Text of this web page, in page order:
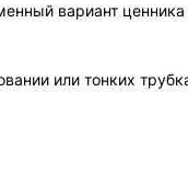
вариант
или тонких